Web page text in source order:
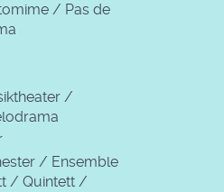
/ Pas de
/
/ Ensemble
/ Quintett /